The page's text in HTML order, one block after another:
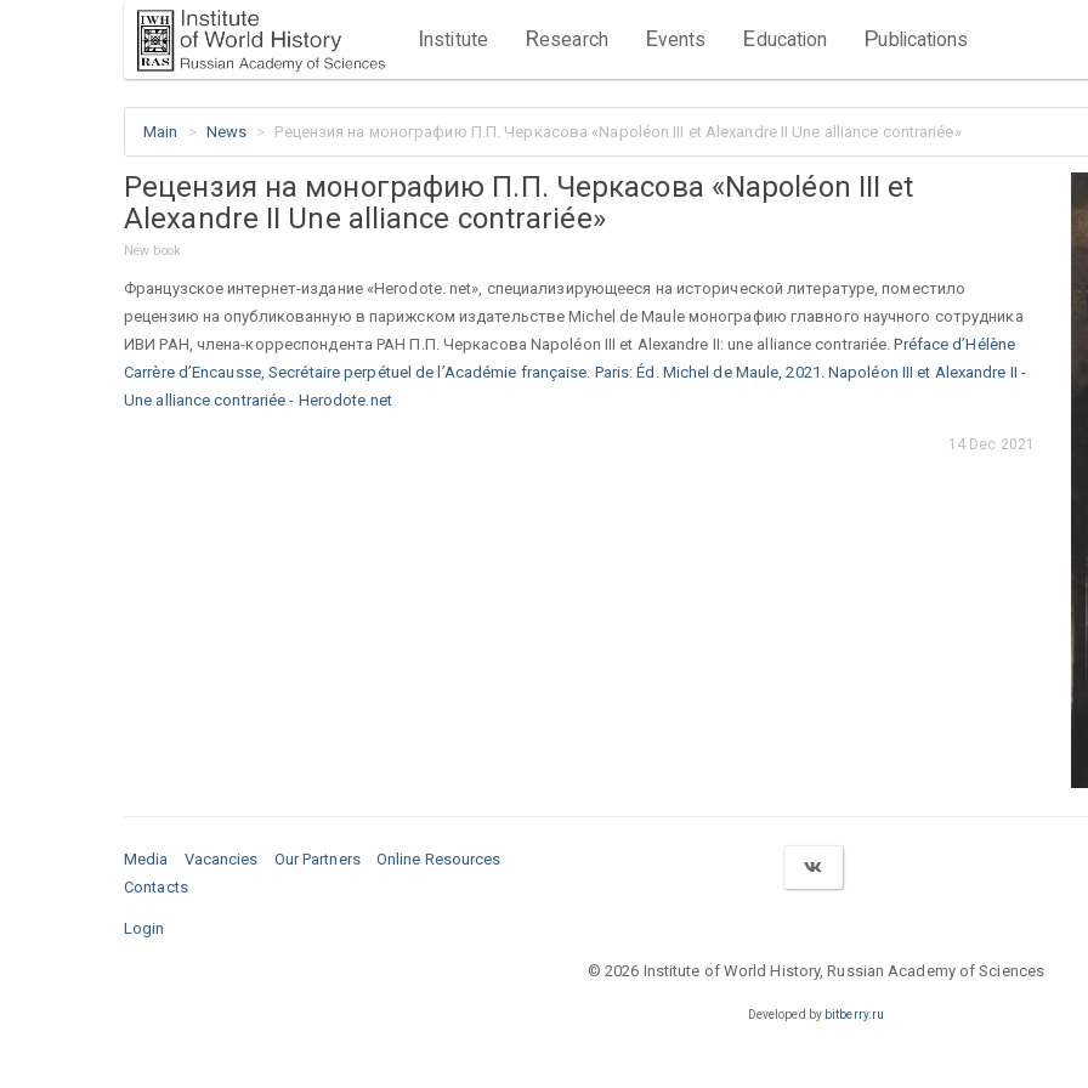
Institute Research Events Education Publications
Main News Рецензия на монографию П.П. Черкасова «Napoléon III et Alexandre II Une alliance contrariée»
Рецензия на монографию П.П. Черкасова «Napoléon III et
Alexandre II Une alliance contrariée»
New book
Французское интернет-издание «Herodote. net», специализирующееся на исторической литературе, поместило
рецензию на опубликованную в парижском издательстве Michel de Maule монографию главного научного сотрудника
ИВИ РАН, члена-корреспондента РАН П.П. Черкасова Napoléon III et Alexandre II: une alliance contrariée.Préface d’Hélène
Carrère d’Encausse, Secrétaire perpétuel de l’Académie française. Paris: Éd. Michel de Maule, 2021. Napoléon III et Alexandre II -
Une alliance contrariée - Herodote.net
14 Dec 2021
Media Vacancies Our Partners
Online Resources
Contacts
Login
© 2026 Institute of World History, Russian Academy of Sciences
Developed by bitberry.ru